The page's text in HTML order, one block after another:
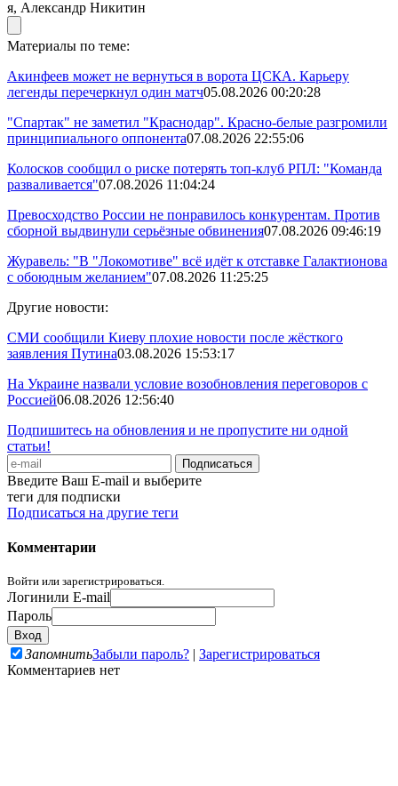
я, Александр Никитин
Материалы по теме:
Акинфеев может не вернуться в ворота ЦСКА. Карьеру
легенды перечеркнул один матч05.08.2026 00:20:28
"Спартак" не заметил "Краснодар". Красно-белые разгромили
принципиального оппонента07.08.2026 22:55:06
Колосков сообщил о риске потерять топ-клуб РПЛ: "Команда
разваливается"07.08.2026 11:04:24
Превосходство России не понравилось конкурентам. Против
сборной выдвинули серьёзные обвинения07.08.2026 09:46:19
Журавель: "В "Локомотиве" всё идёт к отставке Галактионова
с обоюдным желанием"07.08.2026 11:25:25
Другие новости:
СМИ сообщили Киеву плохие новости после жёсткого
заявления Путина03.08.2026 15:53:17
На Украине назвали условие возобновления переговоров с
Россией06.08.2026 12:56:40
Подпишитесь на обновления и не пропустите ни одной
статьи!
Введите Ваш E-mail и выберите
теги для подписки
Подписаться на другие теги
Комментарии
Войти или зарегистрироваться.
Логинили E-mail
Пароль
ЗапомнитьЗабыли пароль? | Зарегистрироваться
Комментариев нет